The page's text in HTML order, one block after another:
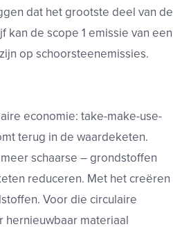
dat het grootste deel van de
de scope 1 emissie van een
op schoorsteenemissies.
economie: take-make-use-
terug in de waardeketen.
schaarse – grondstoffen
reduceren. Met het creëren
Voor die circulaire
materiaal